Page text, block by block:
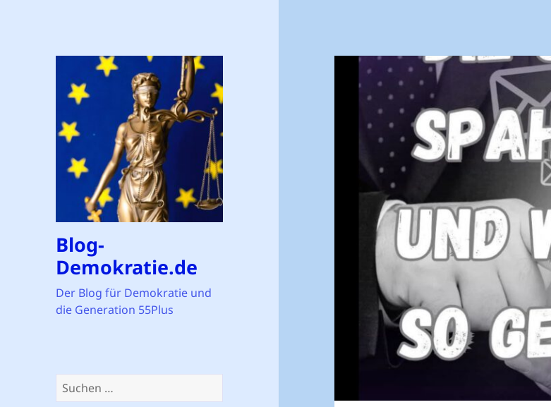
Blog-
Demokratie.de
Der Blog für Demokratie und
die Generation 55Plus
Suchen
nach: